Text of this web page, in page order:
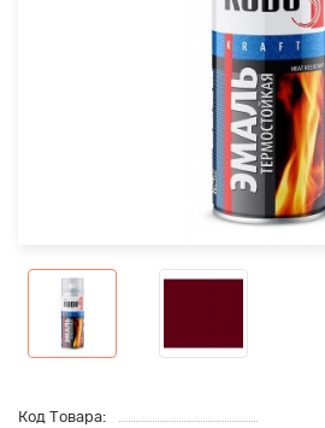
Код Товара: